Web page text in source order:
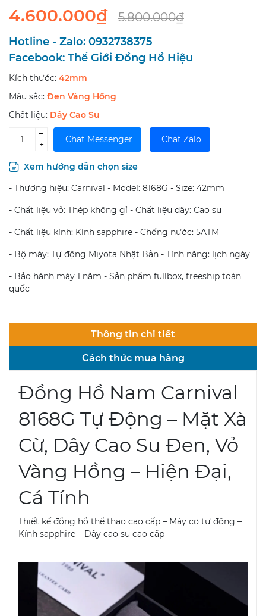
4.600.000₫ 5.800.000₫
Hotline - Zalo: 0932738375
Facebook: Thế Giới Đồng Hồ Hiệu
Kích thước: 42mm
Màu sắc: Đen Vàng Hồng
Chất liệu: Dây Cao Su
–
+
Chat Messenger Chat Zalo
Xem hướng dẫn chọn size
- Thương hiệu: Carnival - Model: 8168G - Size: 42mm
- Chất liệu vỏ: Thép không gỉ - Chất liệu dây: Cao su
- Chất liệu kính: Kính sapphire - Chống nước: 5ATM
- Bộ máy: Tự động Miyota Nhật Bản - Tính năng: lịch ngày
- Bảo hành máy 1 năm - Sản phẩm fullbox, freeship toàn
quốc
Thông tin chi tiết
Cách thức mua hàng
Đồng Hồ Nam Carnival
8168G Tự Động – Mặt Xà
Cừ, Dây Cao Su Đen, Vỏ
Vàng Hồng – Hiện Đại,
Cá Tính
Thiết kế đồng hồ thể thao cao cấp – Máy cơ tự động –
Kính sapphire – Dây cao su cao cấp